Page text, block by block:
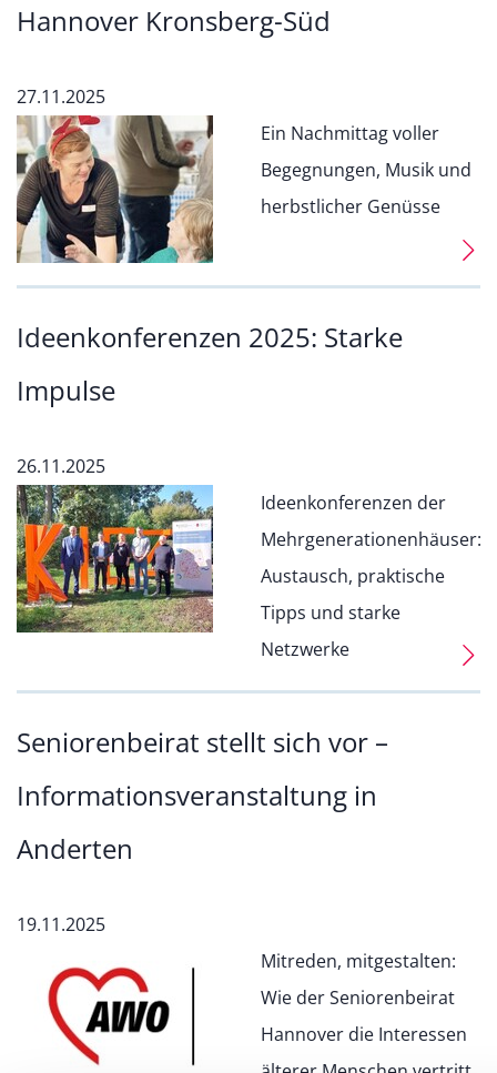
Hannover Kronsberg-Süd
27.11.2025
Ein Nachmittag voller
Begegnungen, Musik und
herbstlicher Genüsse
Ideenkonferenzen 2025: Starke
Impulse
26.11.2025
Ideenkonferenzen der
Mehrgenerationenhäuser:
Austausch, praktische
Tipps und starke
Netzwerke
Seniorenbeirat stellt sich vor –
Informationsveranstaltung in
Anderten
19.11.2025
Mitreden, mitgestalten:
Wie der Seniorenbeirat
Hannover die Interessen